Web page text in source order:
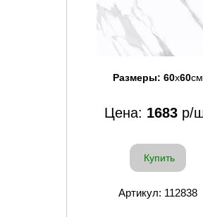
Размеры: 60x60см
Цена: 1683 р/
Купить
Артикул: 112838